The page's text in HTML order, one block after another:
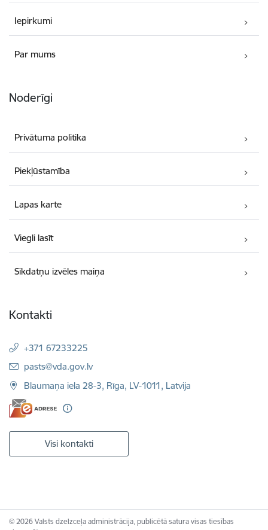
Iepirkumi
Par mums
Noderīgi
Privātuma politika
Piekļūstamība
Lapas karte
Viegli lasīt
Sīkdatņu izvēles maiņa
Kontakti
+371 67233225
E-pasts:
pasts@vda.gov.lv
Blaumaņa iela 28-3, Rīga, LV-1011, Latvija
Visi kontakti
© 2026 Valsts dzelzceļa administrācija, publicētā satura visas tiesības